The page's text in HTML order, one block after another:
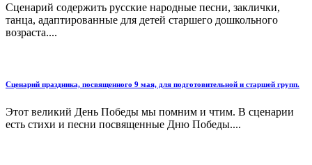
Сценарий содержить русские народные песни, заклички,
танца, адаптированные для детей старшего дошкольного
возраста....
Сценарий праздника, посвященного 9 мая, для подготовительной и старшей групп.
Этот великий День Победы мы помним и чтим. В сценарии
есть стихи и песни посвященные Дню Победы....